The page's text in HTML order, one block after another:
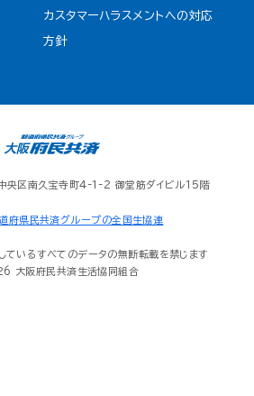
カスタマーハラスメントへの対応
方針
区南久宝寺町4-1-2 御堂筋ダイビル15階
府県民共済グループの全国生協連
ているすべてのデータの無断転載を禁じます
大阪府民共済生活協同組合